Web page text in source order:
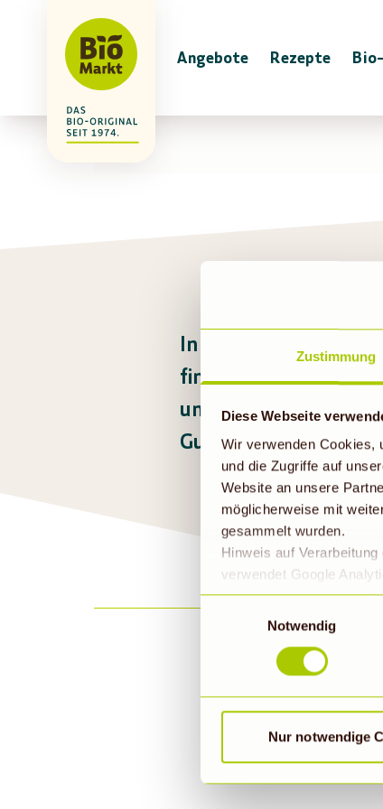
Zustimmung
Diese Webseite
Wir verwenden Cookies,
und die Zugriffe auf
Website an unsere
möglicherweise mit
gesammelt wurden.
Hinweis auf
verwendet Google
geklickt bzw. statistische
die Daten in den USA
EU-Standards
durch US-Behörden, zu
Einwilligungsauswahl
Notwendig
Nur notwendige
Angebote Rezepte
In diesem Markt gibt
findest du viele
unserenaktuellen
Guten Appetit!